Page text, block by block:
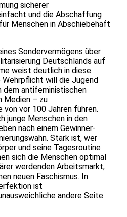
sicherer
und die Abschaffung
Menschen in Abschiebehaft
Sondervermögens über
Deutschlands auf
weist deutlich in diese
Wehrpflicht will die Jugend
dem antifeministischen
Medien – zu
vor 100 Jahren führen.
junge Menschen in den
nach einem Gewinner-
Stark ist, wer
und seine Tagesroutine
sich die Menschen optimal
werdenden Arbeitsmarkt,
neuen Faschismus. In
ist
andere Seite